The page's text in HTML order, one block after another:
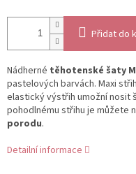
Přidat do
Nádherné těhotenské šaty
pastelových barvách. Maxi
elastický výstřih umožní nosit
pohodlnému střihu je můžete
porodu.
Detailní informace